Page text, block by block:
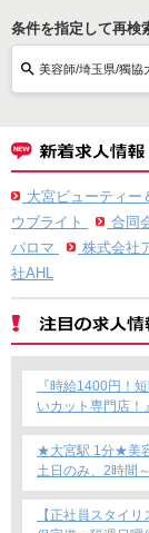
条件を指定して再検
美容師/埼玉県/獨協
大宮ビューティー
ウブライト
合同
パロマ
株式会社
社AHL
『時給1400円！
いカット専門店！
安心のサロン募集
★大宮駅 1分★美
土日のみ、2時間
できればOKです
【正社員スタイ